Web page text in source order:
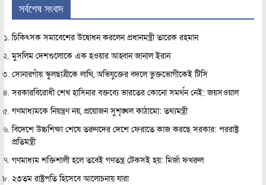
সর্বশেষ সংবাদ
চিকিৎসক সমাবেশের উদ্বোধন করলেন প্রধানমন্ত্রী তারেক রহমান
মুসলিম দেশগুলোকে এক হওয়ার আহ্বান জানাল ইরান
সোনারগাঁয় স্কুলছাত্রীকে লাথি, অভিযুক্তের বদলে ভুক্তভোগীকেই টিসি
সরকারবিরোধী শেখ হাসিনার বক্তব্যে ভারতের কোনো সমর্থন নেই: জয়সওয়াল
গণমাধ্যমকে নিয়ন্ত্রণ নয়, প্রয়োজন সুশৃঙ্খল কাঠামো: তথ্যমন্ত্রী
বিদেশে উচ্চশিক্ষা শেষে তরুণদের দেশে ফেরাতে কাজ করছে সরকার: পররাষ্ট্র
প্রতিমন্ত্রী
গণমাধ্যম শক্তিশালী হলে তবেই গণতন্ত্র টেকসই হয়: মির্জা ফখরুল
২৩তম রাষ্ট্রপতি হিসেবে আলোচনায় যারা